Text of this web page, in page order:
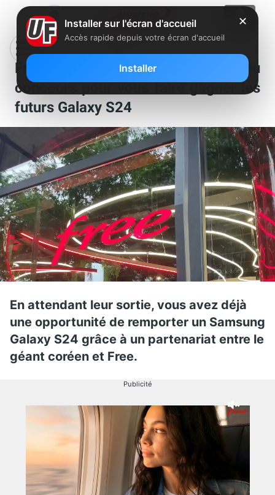
Free et Samsung lancent un jeu
concours pour vous faire gagner les
futurs Galaxy S24
En attendant leur sortie, vous avez déjà
une opportunité de remporter un Samsung
Galaxy S24 grâce à un partenariat entre le
géant coréen et Free.
Publicité
✕
Installer sur l'écran d'accueil
Accès rapide depuis votre écran d'accueil
Installer